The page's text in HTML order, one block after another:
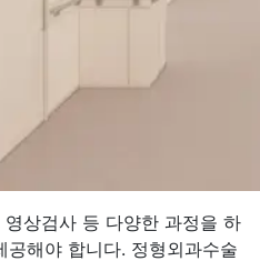
상검사 등 다양한 과정을 하
해야 합니다. 정형외과수술